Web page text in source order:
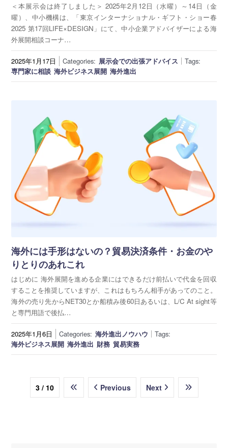
＜本展示会は終了しました＞ 2025年2月12日（水曜）～14日（金
曜）、中小機構は、「東京インターナショナル・ギフト・ショー春
2025 第17回LIFE×DESIGN」にて、中小企業アドバイザーによる海
外展開相談コーナ…
2025年1月17日 Categories: 展示会での出張アドバイス
Tags:
専門家に相談 海外ビジネス展開 海外進出
海外には手形はないの？貿易決済条件・お金のや
りとりのあれこれ
はじめに 海外展開を進める企業にはできるだけ前払いで代金を回収
することを推奨していますが、これはもちろん相手があってのこと。
海外の売り先からNET30とか船積み後60日あるいは、L/C At sight等
と専門用語で後払…
2025年1月6日 Categories: 海外進出ノウハウ
Tags:
海外ビジネス展開 海外進出 財務 貿易実務
3 / 10 Previous Next